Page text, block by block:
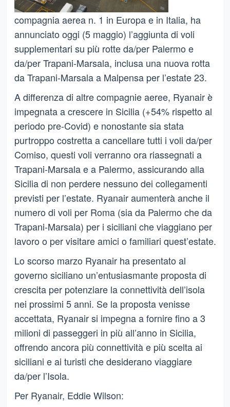
compagnia aerea n. 1 in Europa e in Italia, ha
annunciato oggi (5 maggio) l’aggiunta di voli
supplementari su più rotte da/per Palermo e
da/per Trapani-Marsala, inclusa una nuova rotta
da Trapani-Marsala a Malpensa per l’estate 23.
A differenza di altre compagnie aeree, Ryanair è
impegnata a crescere in Sicilia (+54% rispetto al
periodo pre-Covid) e nonostante sia stata
purtroppo costretta a cancellare tutti i voli da/per
Comiso, questi voli verranno ora riassegnati a
Trapani-Marsala e a Palermo, assicurando alla
Sicilia di non perdere nessuno dei collegamenti
previsti per l’estate. Ryanair aumenterà anche il
numero di voli per Roma (sia da Palermo che da
Trapani-Marsala) per i siciliani che viaggiano per
lavoro o per visitare amici o familiari quest’estate.
Lo scorso marzo Ryanair ha presentato al
governo siciliano un’entusiasmante proposta di
crescita per potenziare la connettività dell’isola
nei prossimi 5 anni. Se la proposta venisse
accettata, Ryanair si impegna a fornire fino a 3
milioni di passeggeri in più all’anno in Sicilia,
offrendo ancora più connettività e più scelta ai
siciliani e ai turisti che desiderano viaggiare
da/per l’Isola.
Per Ryanair, Eddie Wilson: